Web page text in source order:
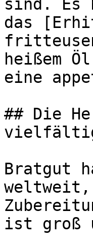
sind. Es
das
heißem
eine
## Die
Bratgut
ist groß